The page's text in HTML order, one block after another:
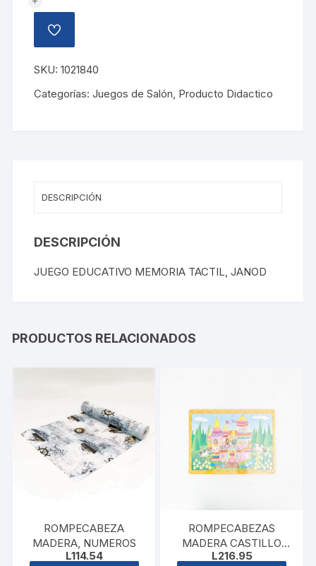
TACTIL
cantidad
AÑADIR
A
LISTA
DE
DESEOS
SKU:1021840
Categorías:Juegos de Salón, Producto Didactico
DESCRIPCIÓN
DESCRIPCIÓN
JUEGO EDUCATIVO MEMORIA TACTIL, JANOD
PRODUCTOS RELACIONADOS
ROMPECABEZA
MADERA, NUMEROS
L114.54
ROMPECABEZAS
MADERA CASTILLO
PRINCESA
L216.95